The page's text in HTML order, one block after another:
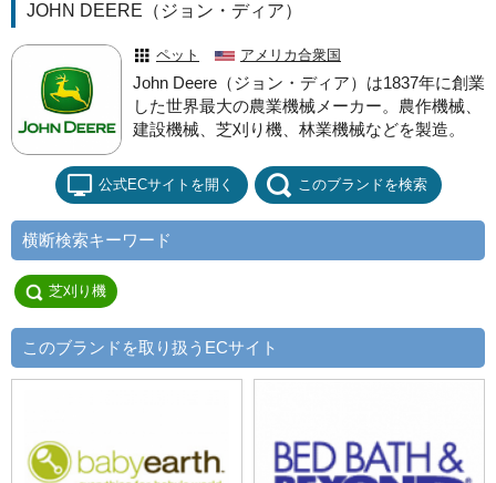
JOHN DEERE（ジョン・ディア）
ペット アメリカ合衆国
John Deere（ジョン・ディア）は1837年に創業
した世界最大の農業機械メーカー。農作機械、
建設機械、芝刈り機、林業機械などを製造。
公式ECサイトを開く このブランドを検索
横断検索キーワード
芝刈り機
このブランドを取り扱うECサイト